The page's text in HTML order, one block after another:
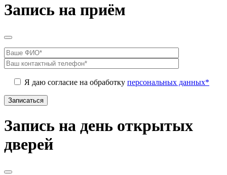
Запись на приём
Я даю согласие на обработку персональных данных*
Запись на день открытых
дверей